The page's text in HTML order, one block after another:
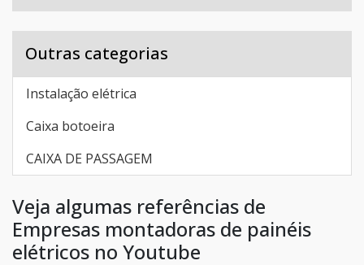
Outras categorias
Instalação elétrica
Caixa botoeira
CAIXA DE PASSAGEM
Veja algumas referências de
Empresas montadoras de painéis
elétricos no Youtube